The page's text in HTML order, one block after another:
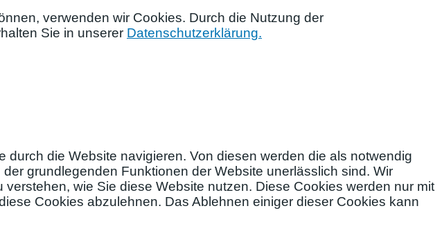
verwenden wir Cookies. Durch die Nutzung der
Sie in unserer Datenschutzerklärung.
die Website navigieren. Von diesen werden die als notwendig
grundlegenden Funktionen der Website unerlässlich sind. Wir
wie Sie diese Website nutzen. Diese Cookies werden nur mit
Cookies abzulehnen. Das Ablehnen einiger dieser Cookies kann